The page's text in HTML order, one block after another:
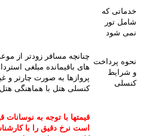
خدماتی که
شامل تور
نمی شود
نحوه پرداخت
و شرایط
کنسلی
چنانچه مسافر زودتر از
های باقیمانده مبلغی
پروازها به صورت چارتر و
کنسلی هتل با هماهنگی
قیمتها با توجه به
است نرخ دقیق را با